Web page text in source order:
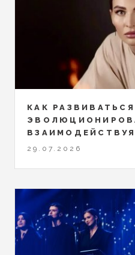
КАК
29.07.2026